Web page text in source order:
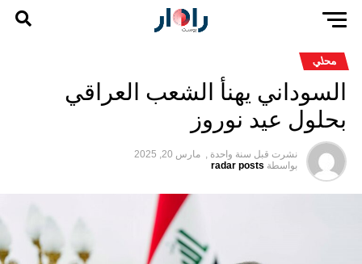
محلي
السوداني يهنأ الشعب العراقي
بحلول عيد نوروز
نشرت قبل سنة واحدة , مارس 20, 2025
بواسطة radar posts